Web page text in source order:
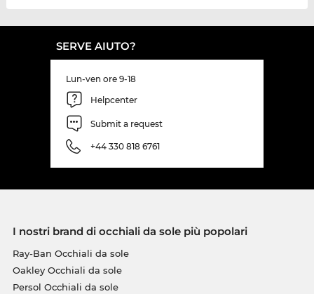
SERVE AIUTO?
Lun-ven ore 9-18
Helpcenter
Submit a request
+44 330 818 6761
I nostri brand di occhiali da sole più popolari
Ray-Ban Occhiali da sole
Oakley Occhiali da sole
Persol Occhiali da sole